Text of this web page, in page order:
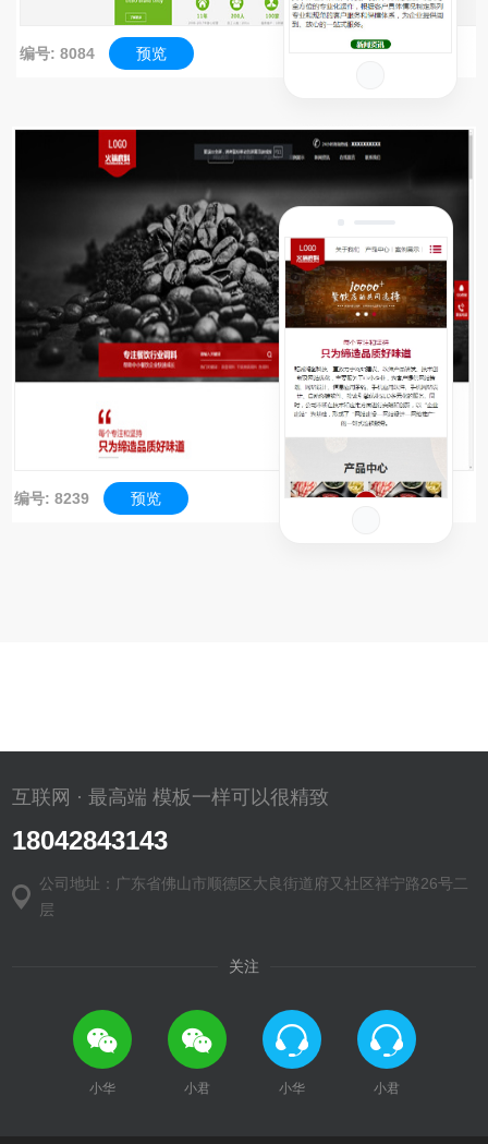
编号: 8084 预览
编号: 8239 预览
互联网 · 最高端 模板一样可以很精致
18042843143
公司地址：广东省佛山市顺德区大良街道府又社区祥宁路26号二
层
关注
小华 小君 小华 小君